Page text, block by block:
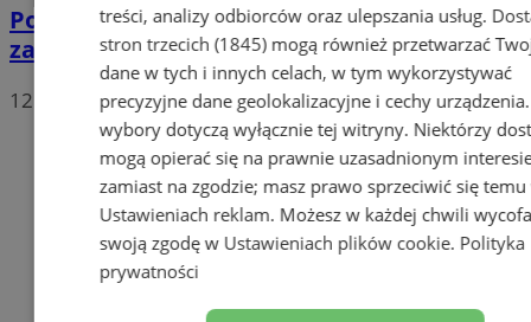
Potwierdzono pierwszy przypadek
zarażenia koronawirusem w Sosnowcu
12
treści, analizy odbiorców oraz ulepszania usług.
stron trzecich (1845)mogą również przetwarzać
dane w tych i innych celach, w tym wykorzystywać
precyzyjne dane geolokalizacyjne i cechy
wybory dotyczą wyłącznie tej witryny. Niektórzy
mogą opierać się na prawnie uzasadnionym
zamiast na zgodzie; masz prawo sprzeciwić się temu
Ustawieniach reklam. Możesz w każdej chwili
swoją zgodę w Ustawieniach plików cookie. Polityka
prywatności